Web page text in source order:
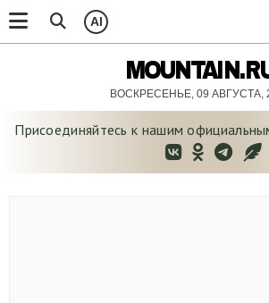
AI
ВОСКРЕСЕНЬЕ, 09 АВГУСТА,
Присоединяйтесь к нашим